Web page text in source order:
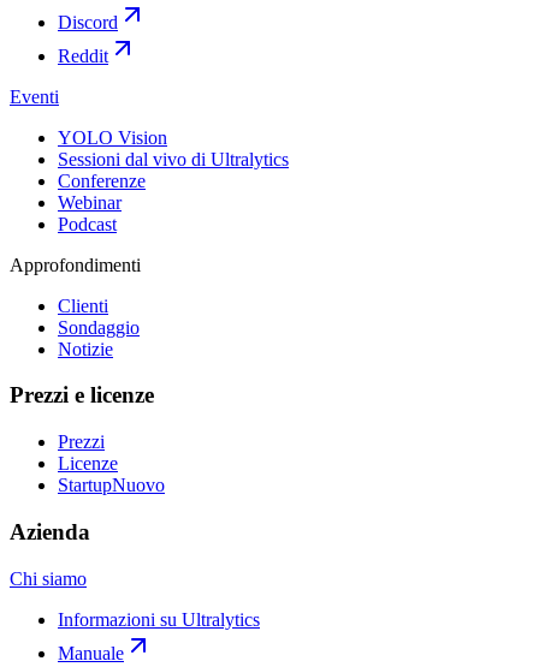
Discord
Reddit
Eventi
YOLO Vision
Sessioni dal vivo di Ultralytics
Conferenze
Webinar
Podcast
Approfondimenti
Clienti
Sondaggio
Notizie
Prezzi e licenze
Prezzi
Licenze
StartupNuovo
Azienda
Chi siamo
Informazioni su Ultralytics
Manuale